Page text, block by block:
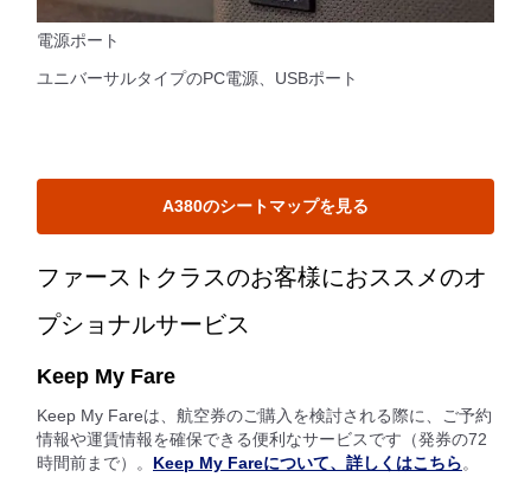
電源ポート
ユニバーサルタイプのPC電源、USBポート
A380のシートマップを見る
ファーストクラスのお客様におススメのオ
プショナルサービス
Keep My Fare
Keep My Fareは、航空券のご購入を検討される際に、ご予約
情報や運賃情報を確保できる便利なサービスです（発券の72
時間前まで）。 Keep My Fareについて、詳しくはこちら。